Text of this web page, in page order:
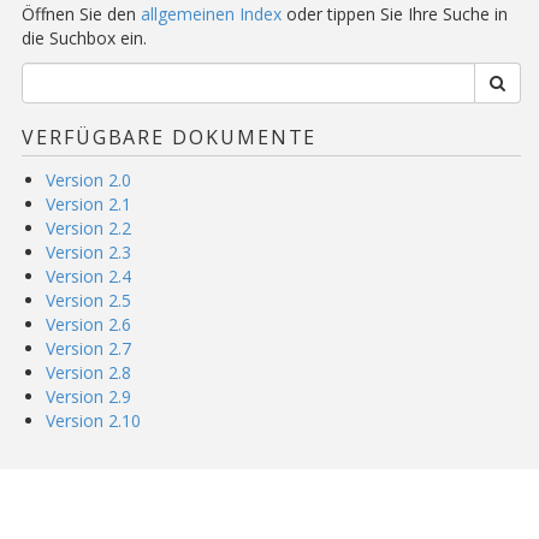
Öffnen Sie den allgemeinen Index oder tippen Sie Ihre Suche in
die Suchbox ein.
VERFÜGBARE DOKUMENTE
Version 2.0
Version 2.1
Version 2.2
Version 2.3
Version 2.4
Version 2.5
Version 2.6
Version 2.7
Version 2.8
Version 2.9
Version 2.10